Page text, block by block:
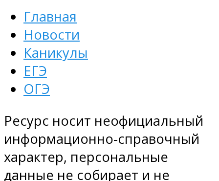
Главная
Новости
Каникулы
ЕГЭ
ОГЭ
Ресурс носит неофициальный
информационно-справочный
характер, персональные
данные не собирает и не